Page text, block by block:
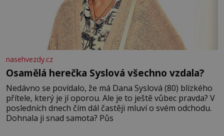
nasehvezdy.cz
Osamělá herečka Syslová všechno vzdala?
Nedávno se povídalo, že má Dana Syslová (80) blízkého
přítele, který je jí oporou. Ale je to ještě vůbec pravda? V
posledních dnech čím dál častěji mluví o svém odchodu.
Dohnala ji snad samota? Půs